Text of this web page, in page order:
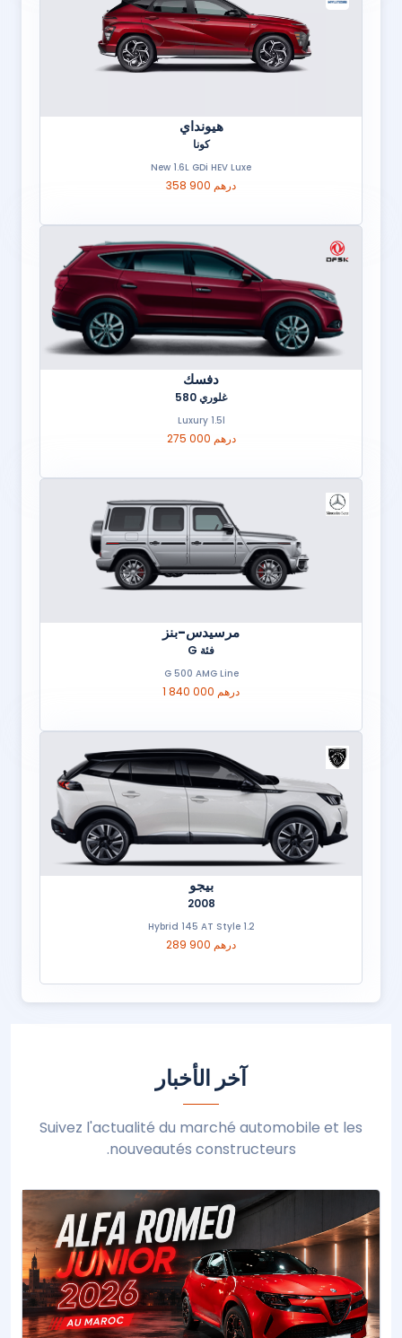
هيونداي
كونا
New 1.6L GDi HEV Luxe
358 900 درهم
دفسك
غلوري 580
Luxury 1.5l
275 000 درهم
مرسيدس-بنز
فئة G
G 500 AMG Line
1 840 000 درهم
بيجو
2008
1.2 Hybrid 145 AT Style
289 900 درهم
آخر الأخبار
Suivez l'actualité du marché automobile et les
nouveautés constructeurs.